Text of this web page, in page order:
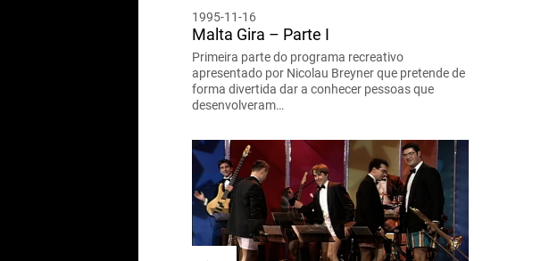
1995-11-16
Malta Gira – Parte I
Primeira parte do programa recreativo
apresentado por Nicolau Breyner que pretende de
forma divertida dar a conhecer pessoas que
desenvolveram…